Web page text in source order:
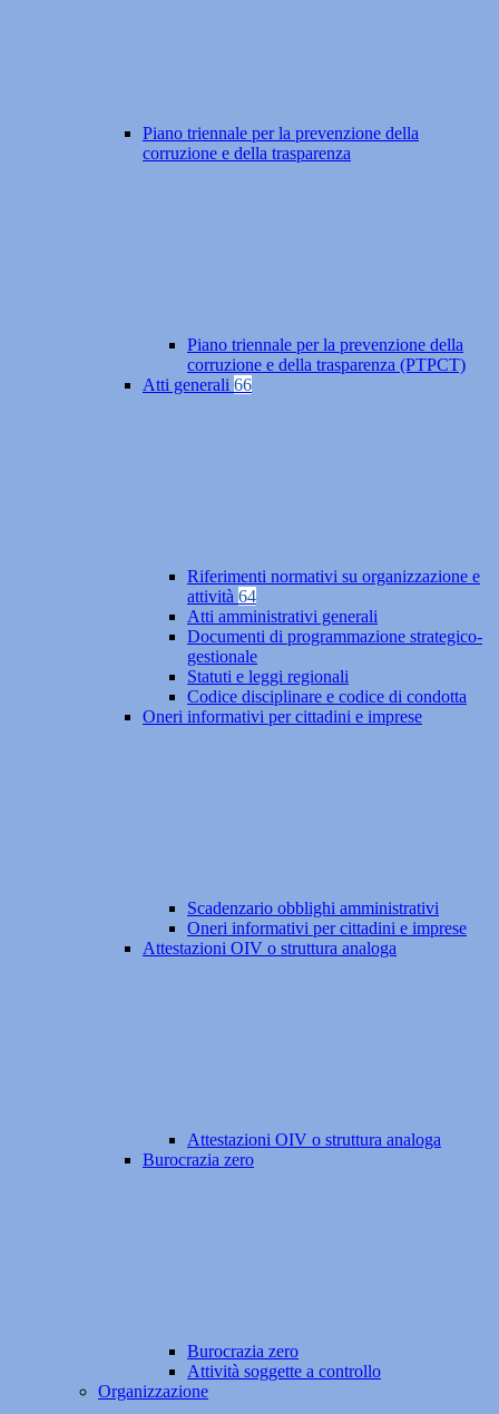
Piano triennale per la prevenzione della
corruzione e della trasparenza
Piano triennale per la prevenzione della
corruzione e della trasparenza (PTPCT)
Atti generali 66
Riferimenti normativi su organizzazione e
attività 64
Atti amministrativi generali
Documenti di programmazione strategico-
gestionale
Statuti e leggi regionali
Codice disciplinare e codice di condotta
Oneri informativi per cittadini e imprese
Scadenzario obblighi amministrativi
Oneri informativi per cittadini e imprese
Attestazioni OIV o struttura analoga
Attestazioni OIV o struttura analoga
Burocrazia zero
Burocrazia zero
Attività soggette a controllo
Organizzazione